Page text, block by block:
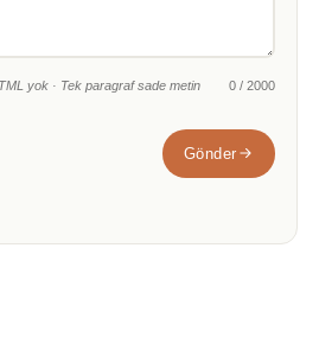
yok · Tek paragraf sade metin 0 / 2000
Gönder